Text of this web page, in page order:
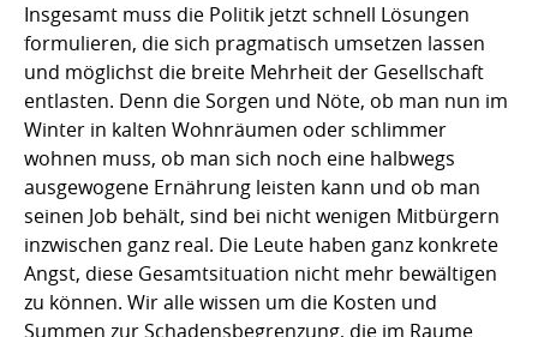
Insgesamt muss die Politik jetzt schnell Lösungen
formulieren, die sich pragmatisch umsetzen lassen
und möglichst die breite Mehrheit der Gesellschaft
entlasten. Denn die Sorgen und Nöte, ob man nun im
Winter in kalten Wohnräumen oder schlimmer
wohnen muss, ob man sich noch eine halbwegs
ausgewogene Ernährung leisten kann und ob man
seinen Job behält, sind bei nicht wenigen Mitbürgern
inzwischen ganz real. Die Leute haben ganz konkrete
Angst, diese Gesamtsituation nicht mehr bewältigen
zu können. Wir alle wissen um die Kosten und
Summen zur Schadensbegrenzung, die im Raume